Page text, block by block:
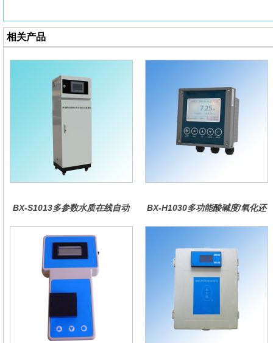
相关产品
BX-S1013多参数水质在线自动
BX-H1030多功能酸碱度/氧化还